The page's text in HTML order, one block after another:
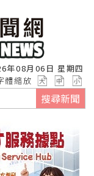
年08月06日 星期四
體縮放
搜尋新聞